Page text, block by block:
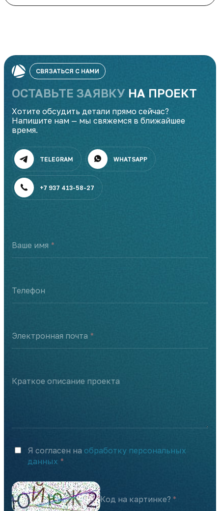
СВЯЗАТЬСЯ С НАМИ
ОСТАВЬТЕ ЗАЯВКУ НА ПРОЕКТ
Хотите обсудить детали прямо сейчас?
Напишите нам — мы свяжемся в ближайшее
время.
TELEGRAM WHATSAPP
+7 937 413-58-27
Ваше имя
Телефон
Электронная почта
Краткое описание проекта
Я согласен на обработку персональных
данных
Код на картинке?